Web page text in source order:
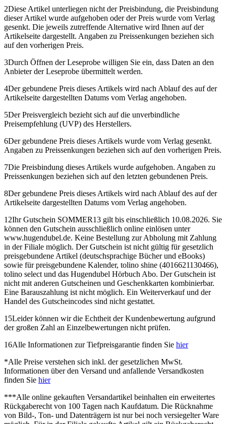
2Diese Artikel unterliegen nicht der Preisbindung, die Preisbindung
dieser Artikel wurde aufgehoben oder der Preis wurde vom Verlag
gesenkt. Die jeweils zutreffende Alternative wird Ihnen auf der
Artikelseite dargestellt. Angaben zu Preissenkungen beziehen sich
auf den vorherigen Preis.
3Durch Öffnen der Leseprobe willigen Sie ein, dass Daten an den
Anbieter der Leseprobe übermittelt werden.
4Der gebundene Preis dieses Artikels wird nach Ablauf des auf der
Artikelseite dargestellten Datums vom Verlag angehoben.
5Der Preisvergleich bezieht sich auf die unverbindliche
Preisempfehlung (UVP) des Herstellers.
6Der gebundene Preis dieses Artikels wurde vom Verlag gesenkt.
Angaben zu Preissenkungen beziehen sich auf den vorherigen Preis.
7Die Preisbindung dieses Artikels wurde aufgehoben. Angaben zu
Preissenkungen beziehen sich auf den letzten gebundenen Preis.
8Der gebundene Preis dieses Artikels wird nach Ablauf des auf der
Artikelseite dargestellten Datums vom Verlag angehoben.
12Ihr Gutschein SOMMER13 gilt bis einschließlich 10.08.2026. Sie
können den Gutschein ausschließlich online einlösen unter
www.hugendubel.de. Keine Bestellung zur Abholung mit Zahlung
in der Filiale möglich. Der Gutschein ist nicht gültig für gesetzlich
preisgebundene Artikel (deutschsprachige Bücher und eBooks)
sowie für preisgebundene Kalender, tolino shine (4016621130466),
tolino select und das Hugendubel Hörbuch Abo. Der Gutschein ist
nicht mit anderen Gutscheinen und Geschenkkarten kombinierbar.
Eine Barauszahlung ist nicht möglich. Ein Weiterverkauf und der
Handel des Gutscheincodes sind nicht gestattet.
15Leider können wir die Echtheit der Kundenbewertung aufgrund
der großen Zahl an Einzelbewertungen nicht prüfen.
16Alle Informationen zur Tiefpreisgarantie finden Sie hier
*Alle Preise verstehen sich inkl. der gesetzlichen MwSt.
Informationen über den Versand und anfallende Versandkosten
finden Sie hier
***Alle online gekauften Versandartikel beinhalten ein erweitertes
Rückgaberecht von 100 Tagen nach Kaufdatum. Die Rücknahme
von Bild-, Ton- und Datenträgern ist nur bei noch versiegelter Ware